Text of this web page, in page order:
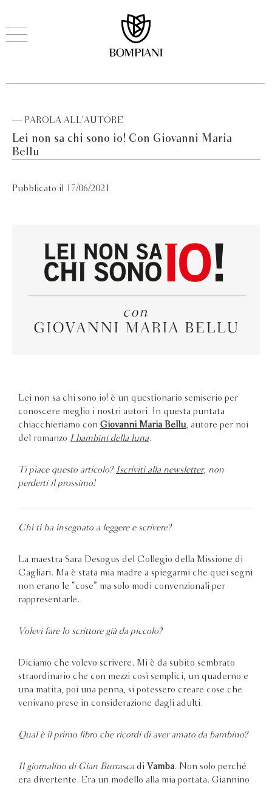
— PAROLA ALL'AUTORE
Lei non sa chi sono io! Con Giovanni Maria
Bellu
Pubblicato il 17/06/2021
Lei non sa chi sono io! è un questionario semiserio per
conoscere meglio i nostri autori. In questa puntata
chiacchieriamo con Giovanni Maria Bellu , autore per noi
del romanzo I bambini della luna.
Ti piace questo articolo? Iscriviti alla newsletter, non
perderti il prossimo!
Chi ti ha insegnato a leggere e scrivere?
La maestra Sara Desogus del Collegio della Missione di
Cagliari. Ma è stata mia madre a spiegarmi che quei segni
non erano le “cose” ma solo modi convenzionali per
rappresentarle.
Volevi fare lo scrittore già da piccolo?
Diciamo che volevo scrivere. Mi è da subito sembrato
straordinario che con mezzi così semplici, un quaderno e
una matita, poi una penna, si potessero creare cose che
venivano prese in considerazione dagli adulti.
Qual è il primo libro che ricordi di aver amato da bambino?
Il giornalino di Gian Burrasca di Vamba. Non solo perché
era divertente. Era un modello alla mia portata. Giannino